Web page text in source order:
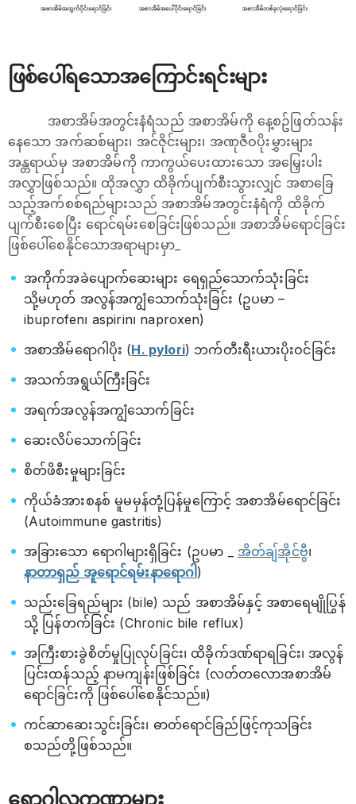
ဖြစ်ပေါ်ရသောအကြောင်းရင်းများ
အစာအိမ်အတွင်းနံရံသည် အစာအိမ်ကို နေ့စဥ်ဖြတ်သန်း
နေသော အက်ဆစ်များ၊ အင်ဇိုင်းများ၊ အဏုဇီဝပိုးမွှားများ
အန္တရာယ်မှ အစာအိမ်ကို ကာကွယ်ပေးထားသော အမြှေးပါး
အလွှာဖြစ်သည်။ ထိုအလွှာ ထိခိုက်ပျက်စီးသွားလျှင် အစာခြေ
သည့်အက်စစ်ရည်များသည် အစာအိမ်အတွင်းနံရံကို ထိခိုက်
ပျက်စီးစေပြီး ‌ရောင်ရမ်းစေခြင်းဖြစ်သည်။ အစာအိမ်ရောင်ခြင်း
ဖြစ်ပေါ်စေနိုင်သောအရာများမှာ_
အကိုက်အခဲပျောက်ဆေးများ ရေရှည်သောက်သုံးခြင်း
သို့မဟုတ် အလွန်အကျွံသောက်သုံးခြင်း (ဥပမာ –
ibuprofen၊ aspirin၊ naproxen)
အစာအိမ်ရောဂါပိုး (H. pylori) ဘက်တီးရီးယားပိုးဝင်ခြင်း
အသက်အရွယ်ကြီးခြင်း
အရက်အလွန်အကျွံသောက်ခြင်း
ဆေးလိပ်သောက်ခြင်း
စိတ်ဖိစီးမှုများခြင်း
ကိုယ်ခံအားစနစ် မူမမှန်တုံ့ပြန်မှုကြောင့် အစာအိမ်ရောင်ခြင်း
(Autoimmune gastritis)
အခြားသော ရောဂါများရှိခြင်း (ဥပမာ _ အိတ်ချ်အိုင်ဗွီ၊
နာတာရှည် အူရောင်ရမ်းနာရောဂါ )
သည်းခြေရည်များ (bile) သည် အစာအိမ်နှင့် အစာရေမျိုပြွန်
သို့ ပြန်တက်ခြင်း (Chronic bile reflux)
အကြီးစားခွဲစိတ်မှုပြုလုပ်ခြင်း၊ ထိခိုက်ဒဏ်ရာရခြင်း၊ အလွန်
ပြင်းထန်သည့် နာမကျန်းဖြစ်ခြင်း (လတ်တလောအစာအိမ်
ရောင်ခြင်းကို ဖြစ်ပေါ်စေနိုင်သည်။)
ကင်ဆာဆေးသွင်းခြင်း၊ ဓာတ်ရောင်ခြည်ဖြင့်ကုသခြင်း
စသည်တို့ဖြစ်သည်။
ရောဂါလက္ခဏာများ